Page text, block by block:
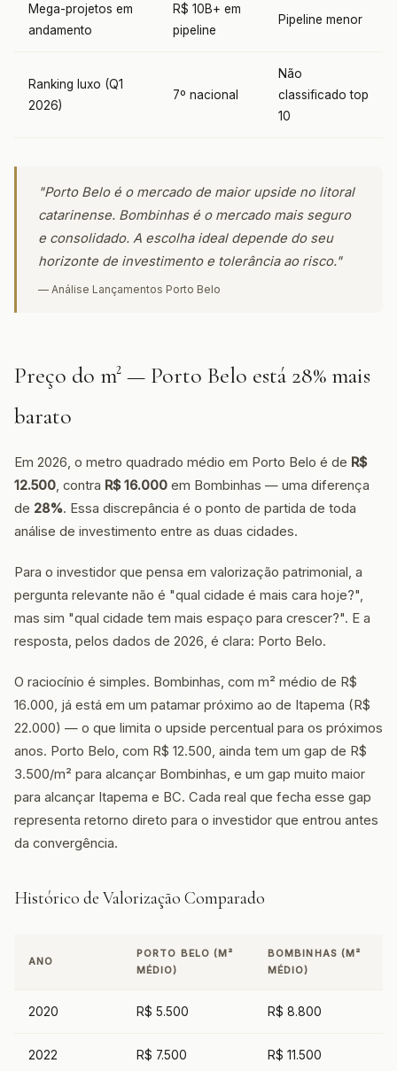
Mega-projetos em
andamento
R$ 10B+ em
pipeline
Pipeline menor
Ranking luxo (Q1
2026)
7º nacional
Não
classificado top
10
"Porto Belo é o mercado de maior upside no litoral
catarinense. Bombinhas é o mercado mais seguro
e consolidado. A escolha ideal depende do seu
horizonte de investimento e tolerância ao risco."
— Análise Lançamentos Porto Belo
Preço do m² — Porto Belo está 28% mais
barato
Em 2026, o metro quadrado médio em Porto Belo é de R$
12.500, contra R$ 16.000 em Bombinhas — uma diferença
de 28%. Essa discrepância é o ponto de partida de toda
análise de investimento entre as duas cidades.
Para o investidor que pensa em valorização patrimonial, a
pergunta relevante não é "qual cidade é mais cara hoje?",
mas sim "qual cidade tem mais espaço para crescer?". E a
resposta, pelos dados de 2026, é clara: Porto Belo.
O raciocínio é simples. Bombinhas, com m² médio de R$
16.000, já está em um patamar próximo ao de Itapema (R$
22.000) — o que limita o upside percentual para os próximos
anos. Porto Belo, com R$ 12.500, ainda tem um gap de R$
3.500/m² para alcançar Bombinhas, e um gap muito maior
para alcançar Itapema e BC. Cada real que fecha esse gap
representa retorno direto para o investidor que entrou antes
da convergência.
Histórico de Valorização Comparado
ANO
PORTO BELO (M²
MÉDIO)
BOMBINHAS (M²
MÉDIO)
2020 R$ 5.500 R$ 8.800
2022 R$ 7.500 R$ 11.500